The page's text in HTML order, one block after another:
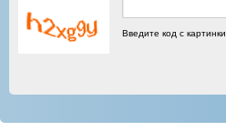
Введите код с картинки